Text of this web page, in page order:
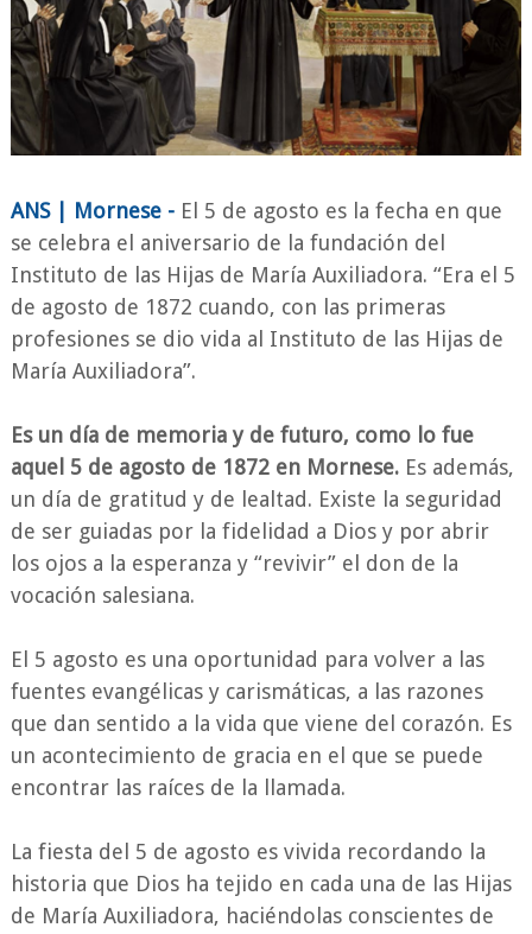
ANS | Mornese -El 5 de agosto es la fecha en que
se celebra el aniversario de la fundación del
Instituto de las Hijas de María Auxiliadora. “Era el 5
de agosto de 1872 cuando, con las primeras
profesiones se dio vida al Instituto de las Hijas de
María Auxiliadora”.
Es un día de memoria y de futuro, como lo fue
aquel 5 de agosto de 1872 en Mornese.Es además,
un día de gratitud y de lealtad. Existe la seguridad
de ser guiadas por la fidelidad a Dios y por abrir
los ojos a la esperanza y “revivir” el don de la
vocación salesiana.
El 5 agosto es una oportunidad para volver a las
fuentes evangélicas y carismáticas, a las razones
que dan sentido a la vida que viene del corazón. Es
un acontecimiento de gracia en el que se puede
encontrar las raíces de la llamada.
La fiesta del 5 de agosto es vivida recordando la
historia que Dios ha tejido en cada una de las Hijas
de María Auxiliadora, haciéndolas conscientes de